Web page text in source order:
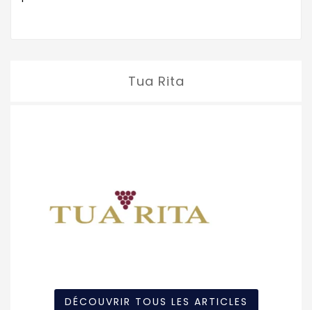
Tua Rita
DÉCOUVRIR TOUS LES ARTICLES